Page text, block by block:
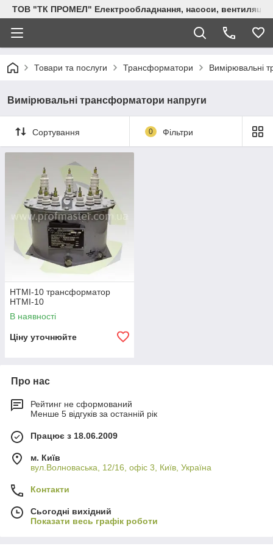
ТОВ "ТК ПРОМЕЛ" Електрообладнання, насоси, вентиляція,
Товари та послуги Трансформатори Вимірювальні
Вимірювальні трансформатори напруги
Сортування 0 Фільтри
НТМІ-10 трансформатор
НТМІ-10
В наявності
Ціну уточнюйте
Про нас
Рейтинг не сформований
Менше 5 відгуків за останній рік
Працює з 18.06.2009
м. Київ
вул.Волноваська, 12/16, офіс 3, Київ, Україна
Контакти
Сьогодні вихідний
Показати весь графік роботи